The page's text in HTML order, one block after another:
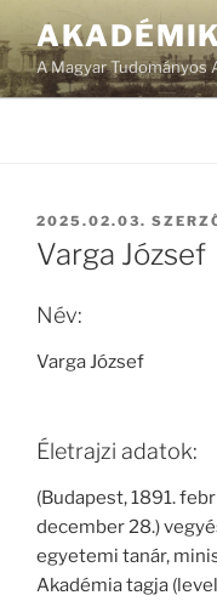
A Magyar Tudományos
BEKÜLDVE:
2025.02.03.
Varga József
Név:
Varga József
Életrajzi adatok:
(Budapest, 1891.
december 28.)
egyetemi tanár,
Akadémia tagja